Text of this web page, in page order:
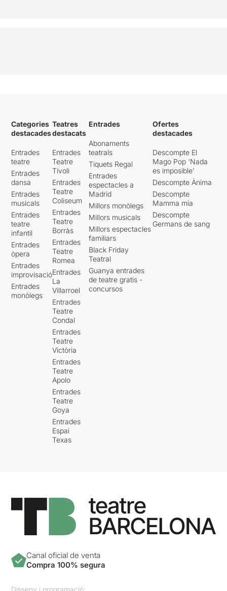
molti en canvi,en altres
moments se'ns ha fet
feixuga per repetitiva
Per poder veure la ressenya
original, només cal clicar en
aquestENLLAÇ
Categories
destacades
Entrades
teatre
Entrades
dansa
Entrades
musicals
Entrades
teatre
infantil
Entrades
òpera
Entrades
improvisació
Entrades
monòlegs
Teatres
destacats
Entrades
Teatre
Tívoli
Entrades
Teatre
Coliseum
Entrades
Teatre
Borràs
Entrades
Teatre
Romea
Entrades
La
Villarroel
Entrades
Teatre
Condal
Entrades
Teatre
Victòria
Entrades
Teatre
Apolo
Entrades
Teatre
Goya
Entrades
Espai
Texas
Entrades
Abonaments
teatrals
Tiquets Regal
Entrades
espectacles a
Madrid
Millors monòlegs
Millors musicals
Millors espectacles
familiars
Black Friday
Teatral
Guanya entrades
de teatre gratis -
concursos
Ofertes
destacades
Descompte El
Mago Pop 'Nada
es imposible'
Descompte Ànima
Descompte
Mamma mia
Descompte
Germans de sang
Canal oficial de venta
Compra 100% segura